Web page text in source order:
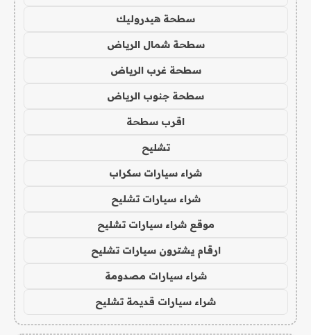
سطحة هيدروليك
سطحة شمال الرياض
سطحة غرب الرياض
سطحة جنوب الرياض
اقرب سطحة
تشليح
شراء سيارات سكراب
شراء سيارات تشليح
موقع شراء سيارات تشليح
ارقام يشترون سيارات تشليح
شراء سيارات مصدومة
شراء سيارات قديمة تشليح